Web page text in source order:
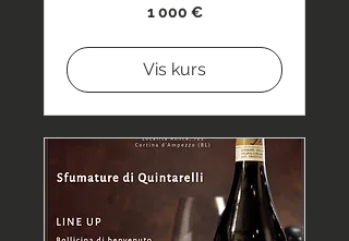
1 000 €
Vis kurs